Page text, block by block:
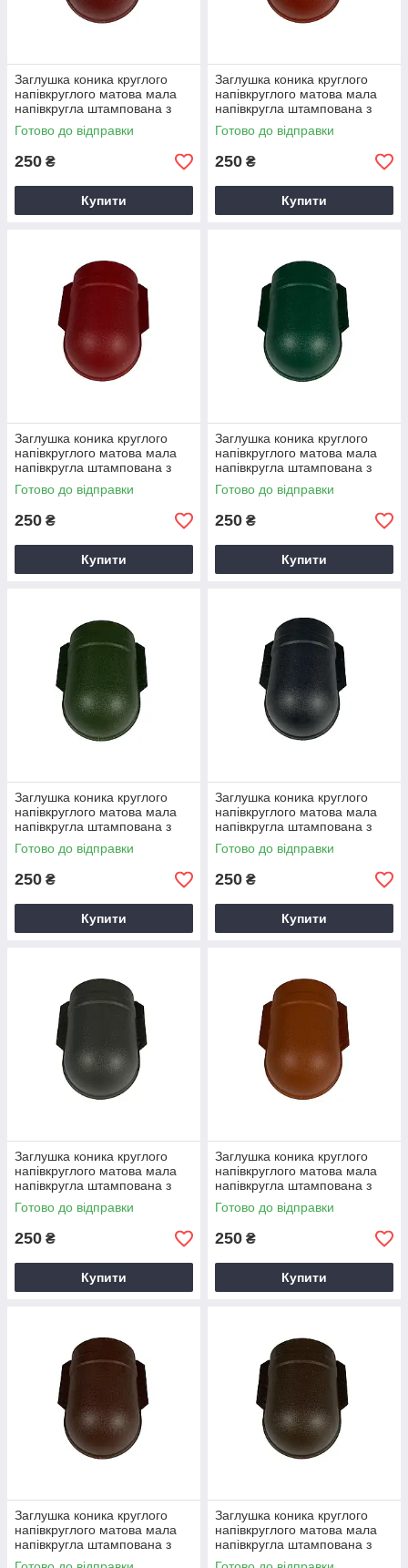
Заглушка коника круглого
напівкруглого матова мала
напівкругла штампована з
0,5мм Arcelor RAL 3005
Готово до відправки
250 ₴
Купити
Заглушка коника круглого
напівкруглого матова мала
напівкругла штампована з
0,5мм Arcelor 3009 Червоний
окис червоний
Готово до відправки
250 ₴
Купити
Заглушка коника круглого
напівкруглого матова мала
напівкругла штампована з
0,5мм Arcelor RAL 3011
яскраво-червоний
Готово до відправки
250 ₴
Купити
Заглушка коника круглого
напівкруглого матова мала
напівкругла штампована з
0,5мм Arcelor RAL 6005
Зелений
Готово до відправки
250 ₴
Купити
Заглушка коника круглого
напівкруглого матова мала
напівкругла штампована з
0,5мм Arcelor RAL 6020
Темно-зелений
Готово до відправки
250 ₴
Купити
Заглушка коника круглого
напівкруглого матова мала
напівкругла штампована з
0,5мм Arcelor RAL 7016
Готово до відправки
250 ₴
Купити
Заглушка коника круглого
напівкруглого матова мала
напівкругла штампована з
0,5мм Arcelor RAL 7024
Графітовий
Готово до відправки
250 ₴
Купити
Заглушка коника круглого
напівкруглого матова мала
напівкругла штампована з
0,5мм Arcelor RAL 8004
цегляний
Готово до відправки
250 ₴
Купити
Заглушка коника круглого
напівкруглого матова мала
напівкругла штампована з
0,5мм Arcelor RAL 8017
Заглушка коника круглого
напівкруглого матова мала
напівкругла штампована з
0,5мм Arcelor RAL 8019